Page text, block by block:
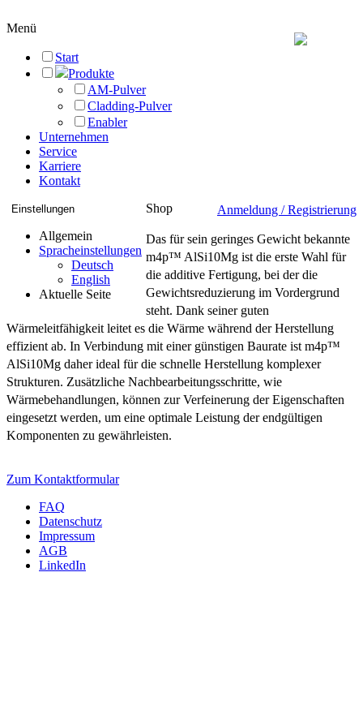
Menü
Start
Produkte
AM-Pulver
Cladding-Pulver
Enabler
Unternehmen
Service
Karriere
Kontakt
Anmeldung / Registrierung
Einstellungen
Allgemein
Spracheinstellungen
Deutsch
English
Aktuelle Seite
Shop
Das für sein geringes Gewicht bekannte
m4p™ AlSi10Mg ist die erste Wahl für
die additive Fertigung, bei der die
Gewichtsreduzierung im Vordergrund
steht. Dank seiner guten
Wärmeleitfähigkeit leitet es die Wärme während der Herstellung
effizient ab. In Verbindung mit einer günstigen Baurate ist m4p™
AlSi10Mg daher ideal für die schnelle Herstellung komplexer
Strukturen. Zusätzliche Nachbearbeitungsschritte, wie
Wärmebehandlungen, können zur Verfeinerung der Eigenschaften
eingesetzt werden, um eine optimale Leistung der endgültigen
Komponenten zu gewährleisten.
Zum Kontaktformular
FAQ
Datenschutz
Impressum
AGB
LinkedIn